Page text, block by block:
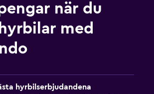
när du
med
hyrbilserbjudandena